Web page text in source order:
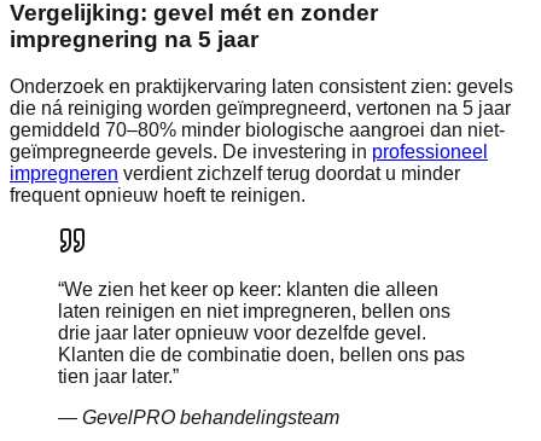
Vergelijking: gevel mét en zonder
impregnering na 5 jaar
Onderzoek en praktijkervaring laten consistent zien: gevels
die ná reiniging worden geïmpregneerd, vertonen na 5 jaar
gemiddeld 70–80% minder biologische aangroei dan niet-
geïmpregneerde gevels. De investering in professioneel
impregneren verdient zichzelf terug doordat u minder
frequent opnieuw hoeft te reinigen.
“We zien het keer op keer: klanten die alleen
laten reinigen en niet impregneren, bellen ons
drie jaar later opnieuw voor dezelfde gevel.
Klanten die de combinatie doen, bellen ons pas
tien jaar later.”
— GevelPRO behandelingsteam